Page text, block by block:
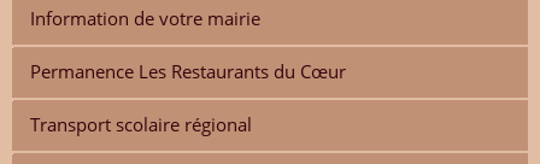
Information de votre mairie
Permanence Les Restaurants du Cœur
Transport scolaire régional